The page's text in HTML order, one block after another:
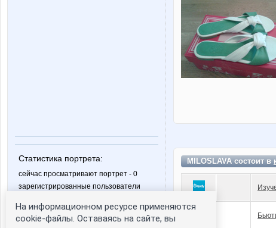
Статистика портрета:
сейчас просматривают портрет - 0
зарегистрированные пользователи
MILOSLAVA состоит в
На информационном ресурсе применяются
cookie-файлы. Оставаясь на сайте, вы